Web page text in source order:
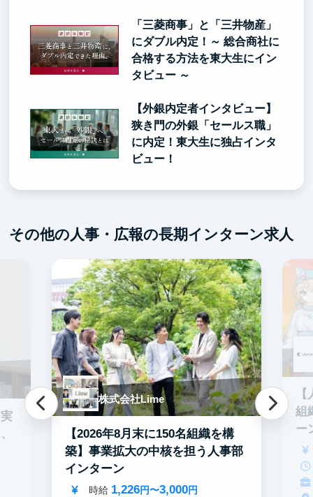
「三菱商事」と「三井物産」
にダブル内定！～ 総合商社に
合格する方法を東大生にイン
タビュー ～
【外銀内定者インタビュー】
狭き門の外銀「セールス職」
に内定！東大生に独占インタ
ビュー！
その他の人事・広報の長期インターン求人
株式会社Lime
【2026年8月末に150名組織を構
築】事業拡大の中核を担う人事部
インターン
時給 1,226円〜3,000円
組
ー